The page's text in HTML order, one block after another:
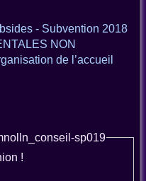
- Subvention 2018
NON
de l’accueil
sp019
!